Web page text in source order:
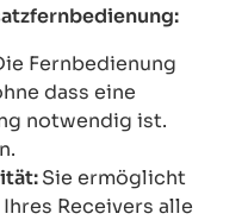
Fernbedienung
dass eine
notwendig ist.
Sie ermöglicht
Receivers alle